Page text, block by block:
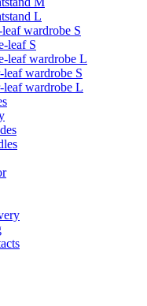
L
wardrobe S
leaf S
leaf wardrobe L
leaf wardrobe S
leaf wardrobe L